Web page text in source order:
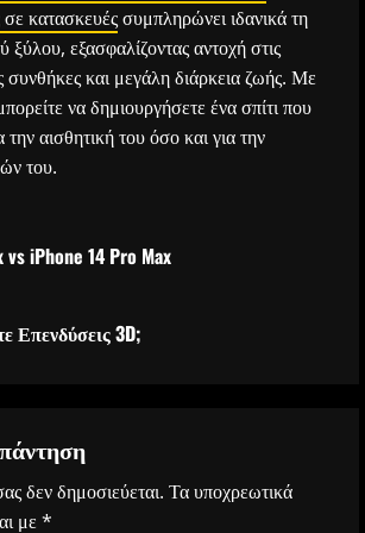
σε κατασκευέςσυμπληρώνει ιδανικά τη
εξασφαλίζοντας αντοχή στις
συνθήκες και μεγάλη διάρκεια ζωής. Με
να δημιουργήσετε ένα σπίτι που
την αισθητική του όσο και για την
του.
vs iPhone 14 Pro Max
Επενδύσεις 3D;
δεν δημοσιεύεται. Τα υποχρεωτικά
με *